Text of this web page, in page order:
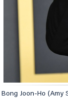
Bong Joon-Ho (Amy